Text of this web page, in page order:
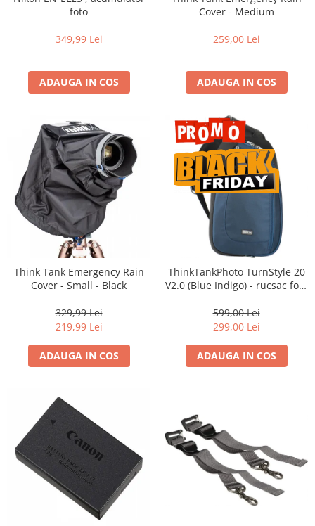
Accesorii diverse
foto
349,99 Lei
ADAUGA IN COS
Cover - Medium
259,00 Lei
ADAUGA IN COS
Think Tank Emergency Rain
Cover - Small - Black
329,99 Lei
219,99 Lei
ADAUGA IN COS
ThinkTankPhoto TurnStyle 20
V2.0 (Blue Indigo) - rucsac foto
599,00 Lei
299,00 Lei
ADAUGA IN COS